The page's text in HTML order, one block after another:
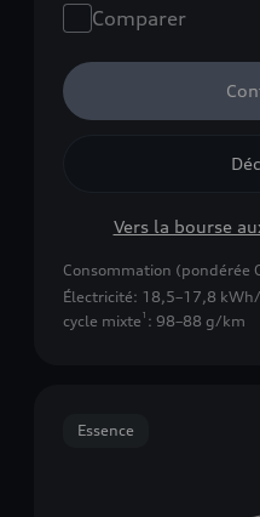
Comparer
Vers la bourse
Consommation (pondérée
Électricité: 18,5–17,8
cycle mixte 1 : 98–88 g/km
Essence